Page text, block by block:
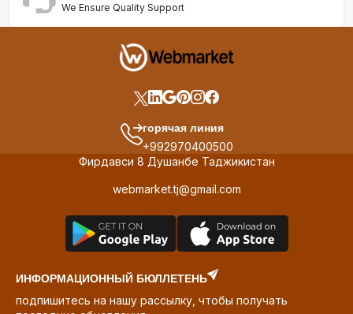
We Ensure Quality Support
горячая линия
+992970400500
Фирдавси 8 Душанбе Таджикистан
webmarket.tj@gmail.com
ИНФОРМАЦИОННЫЙ БЮЛЛЕТЕНЬ
подпишитесь на нашу рассылку, чтобы получать